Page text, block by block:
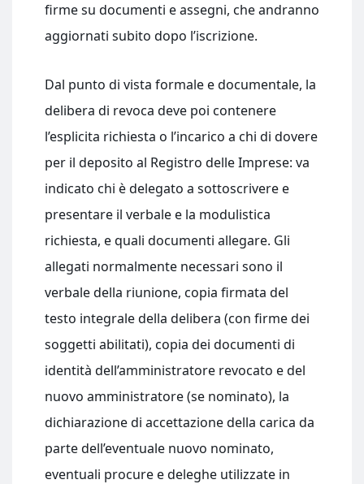
firme su documenti e assegni, che andranno
aggiornati subito dopo l’iscrizione.
Dal punto di vista formale e documentale, la
delibera di revoca deve poi contenere
l’esplicita richiesta o l’incarico a chi di dovere
per il deposito al Registro delle Imprese: va
indicato chi è delegato a sottoscrivere e
presentare il verbale e la modulistica
richiesta, e quali documenti allegare. Gli
allegati normalmente necessari sono il
verbale della riunione, copia firmata del
testo integrale della delibera (con firme dei
soggetti abilitati), copia dei documenti di
identità dell’amministratore revocato e del
nuovo amministratore (se nominato), la
dichiarazione di accettazione della carica da
parte dell’eventuale nuovo nominato,
eventuali procure e deleghe utilizzate in